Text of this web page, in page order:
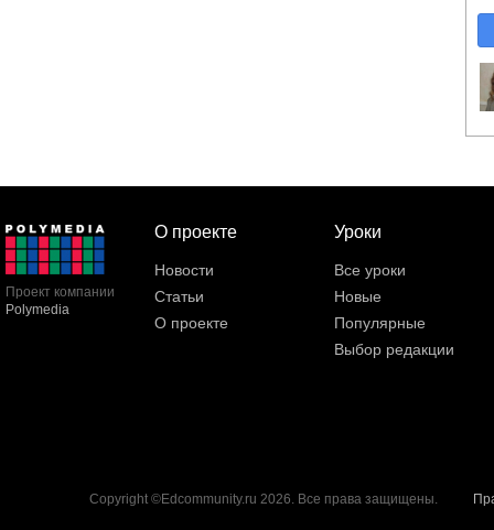
Проект компании
Polymedia
О проекте
Новости
Статьи
О проекте
Уроки
Все уроки
Новые
Популярные
Выбор редакции
Copyright ©Edcommunity.ru 2026. Все права защищены.